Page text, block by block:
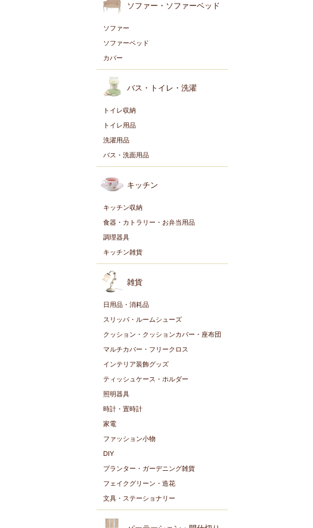
ソファー・ソファーベッド
ソファー
ソファーベッド
カバー
バス・トイレ・洗濯
トイレ収納
トイレ用品
洗濯用品
バス・洗面用品
キッチン
キッチン収納
食器・カトラリー・お弁当用品
調理器具
キッチン雑貨
雑貨
日用品・消耗品
スリッパ・ルームシューズ
クッション・クッションカバー・座布団
マルチカバー・フリークロス
インテリア装飾グッズ
ティッシュケース・ホルダー
照明器具
時計・置時計
家電
ファッション小物
DIY
プランター・ガーデニング雑貨
フェイクグリーン・造花
文具・ステーショナリー